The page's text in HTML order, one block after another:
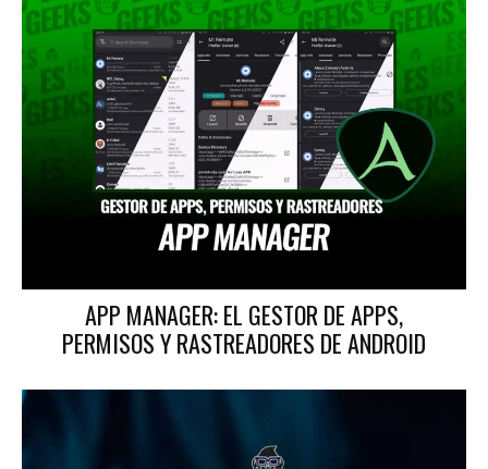
APP MANAGER: EL GESTOR DE APPS,
PERMISOS Y RASTREADORES DE ANDROID